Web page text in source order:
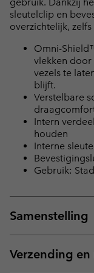
gebruik. Dankzij
sleutelclip en
overzichtelijk,
Omni-
vlekken
vezels te
blijft.
Verstelbare
Intern
houden
Interne
Gebruik:
Samenstelling
Verzending en